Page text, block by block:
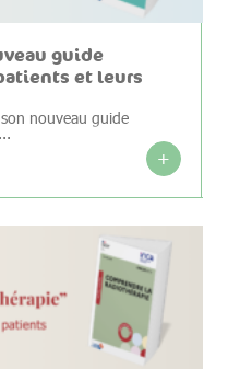
guide
et leurs
nouveau guide
+